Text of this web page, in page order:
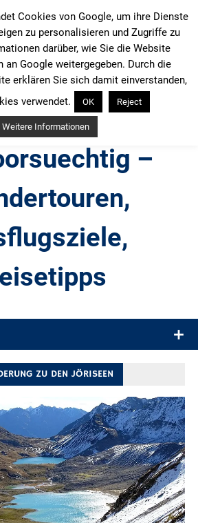
–
Ein Blog für alle, die gern
ZU DEN JÖRISEEN
Cookies von Google, um ihre Dienste
zu personalisieren und Zugriffe zu
darüber, wie Sie die Website
an Google weitergegeben. Durch die
erklären Sie sich damit einverstanden,
verwendet.
OK Reject
Weitere Informationen